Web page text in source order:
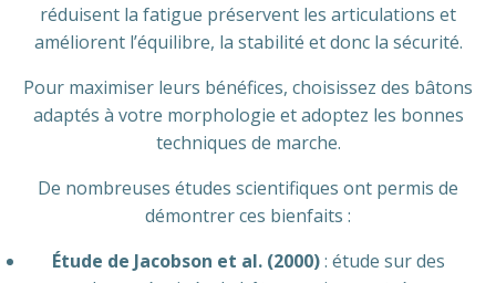
réduisent la fatigue préservent les articulations et
améliorent l’équilibre, la stabilité et donc la sécurité.
Pour maximiser leurs bénéfices, choisissez des bâtons
adaptés à votre morphologie et adoptez les bonnes
techniques de marche.
De nombreuses études scientifiques ont permis de
démontrer ces bienfaits :
Étude de Jacobson et al. (2000): étude sur des